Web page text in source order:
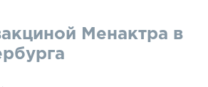
Менактра в